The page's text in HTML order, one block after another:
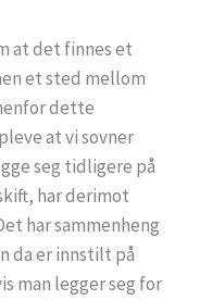
at det finnes et
et sted mellom
dette
at vi sovner
seg tidligere på
har derimot
har sammenheng
da er innstilt på
man legger seg for